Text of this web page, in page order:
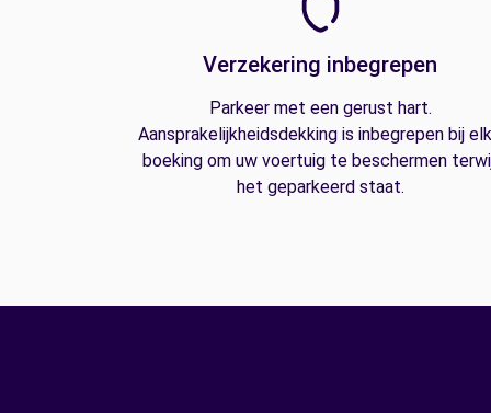
Verzekering inbegrepen
Parkeer met een gerust hart.
Aansprakelijkheidsdekking is inbegrepen bij
boeking om uw voertuig te beschermen
het geparkeerd staat.